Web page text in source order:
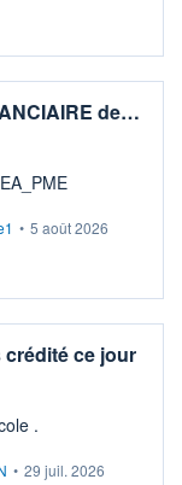
de…
PEA_PME
• 5 août 2026
crédité ce jour
.
• 29 juil. 2026